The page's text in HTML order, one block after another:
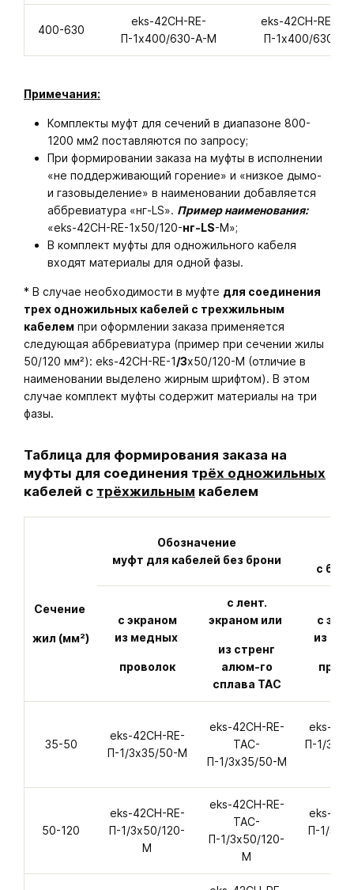
400-630
eks-42CH-RE-
П-1х400/630-А-M
eks-42CH-RE-
П-1х400/630-А-
Примечания:
Комплекты муфт для сечений в диапазоне 800-
1200 мм2 поставляются по запросу;
При формировании заказа на муфты в исполнении
«не поддерживающий горение» и «низкое дымо-
и газовыделение» в наименовании добавляется
аббревиатура «нг-LS». Пример наименования:
«eks-42CH-RE-1х50/120-нг-LS-M»;
В комплект муфты для одножильного кабеля
входят материалы для одной фазы.
* В случае необходимости в муфте для соединения
трех одножильных кабелей с трехжильным
кабелем при оформлении заказа применяется
следующая аббревиатура (пример при сечении жилы
50/120 мм²): eks-42CH-RE-1/3х50/120-M (отличие в
наименовании выделено жирным шрифтом). В этом
случае комплект муфты содержит материалы на три
фазы.
Таблица для формирования заказа на
муфты для соединения трёх одножильных
кабелей с трёхжильным кабелем
Сечение
жил (мм²)
Обозначение
муфт для кабелей без брони
с
с экраном
из медных
проволок
с лент.
экраном или
из стренг
алюм-го
сплава ТАС
с
из
35-50
eks-42CH-RE-
П-1/3х35/50-M
eks-42CH-RE-
ТАС-
П-1/3х35/50-M
eks-
П-1/
50-120
eks-42CH-RE-
П-1/3х50/120-
M
eks-42CH-RE-
ТАС-
П-1/3х50/120-
M
eks-
П-1/